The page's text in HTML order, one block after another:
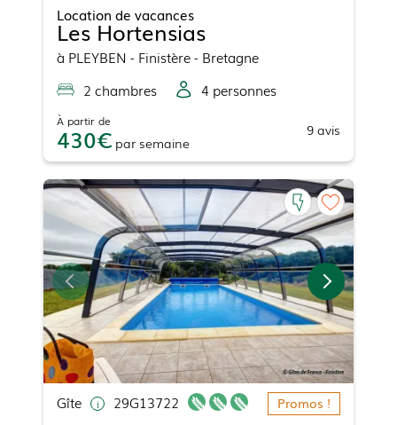
Location de vacances
Les Hortensias
à PLEYBEN - Finistère - Bretagne
2 chambres 4 personnes
À partir de
430 par semaine
9 avis
Gîte 29G13722 Promos !